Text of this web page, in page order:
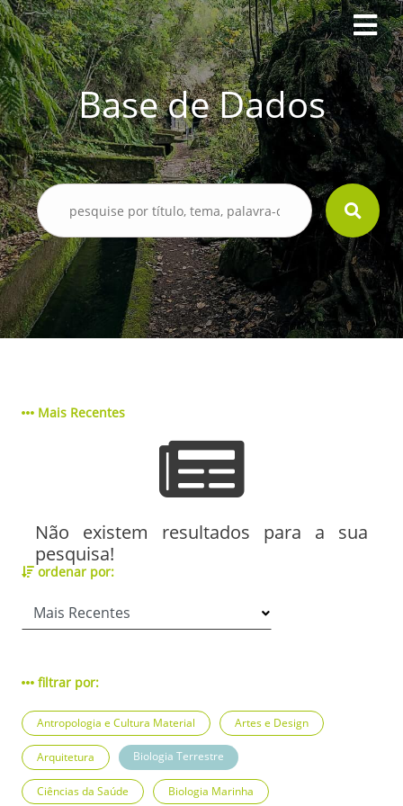
Base de Dados
Mais Recentes
Não existem resultados para a sua
pesquisa!
ordenar por:
filtrar por:
Antropologia e Cultura Material Artes e Design
Arquitetura Biologia Terrestre
Ciências da Saúde Biologia Marinha